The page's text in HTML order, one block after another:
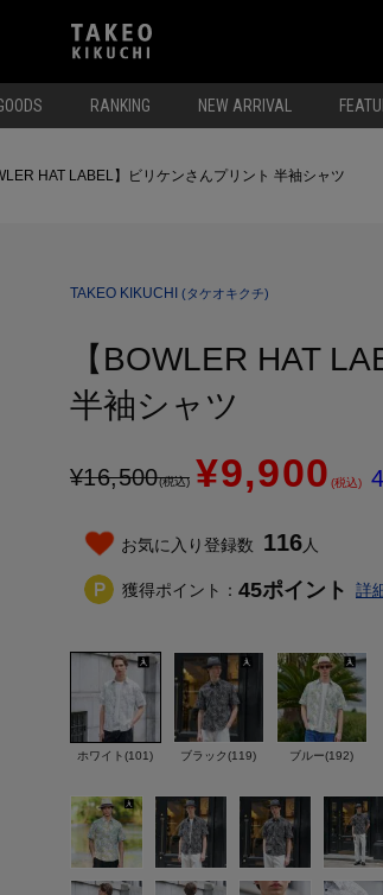
RANKING NEW ARRIVAL
HAT LABEL】ビリケンさんプリント 半袖シャツ
TAKEO KIKUCHI (タケオキクチ)
【BOWLER HAT
半袖シャツ
¥16,500(税込) ¥9,900(税込)
お気に入り登録数 116人
獲得ポイント： 45ポイント 詳
ホワイト(101) ブラック(119) ブルー(192)